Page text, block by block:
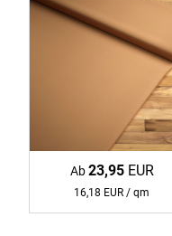
Ab23,95EUR
16,18 EUR / qm